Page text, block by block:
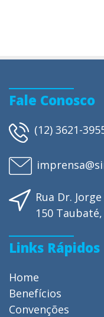
Fale Conosco
(12) 3621-
Rua Dr.
150 Taubaté,
Links Rápidos
Home
Benefícios
Convenções